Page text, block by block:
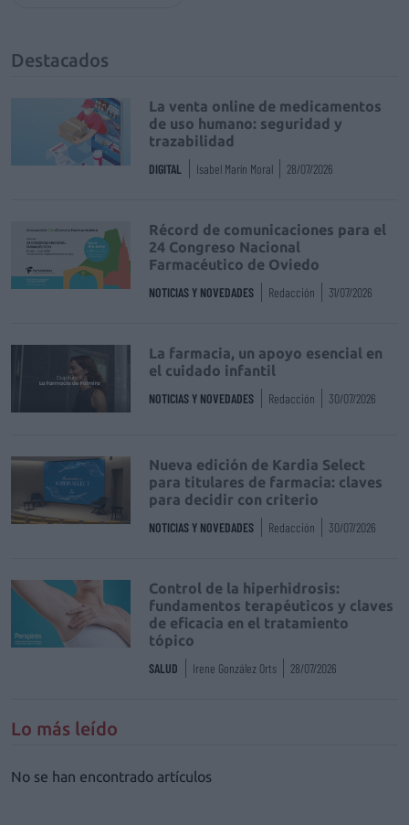
Destacados
La venta online de medicamentos
de uso humano: seguridad y
trazabilidad
DIGITAL Isabel Marín Moral 28/07/2026
Récord de comunicaciones para el
24 Congreso Nacional
Farmacéutico de Oviedo
NOTICIAS Y NOVEDADES Redacción 31/07/2026
La farmacia, un apoyo esencial en
el cuidado infantil
NOTICIAS Y NOVEDADES Redacción 30/07/2026
Nueva edición de Kardia Select
para titulares de farmacia: claves
para decidir con criterio
NOTICIAS Y NOVEDADES Redacción 30/07/2026
Control de la hiperhidrosis:
fundamentos terapéuticos y claves
de eficacia en el tratamiento
tópico
SALUD Irene González Orts 28/07/2026
Lo más leído
No se han encontrado artículos